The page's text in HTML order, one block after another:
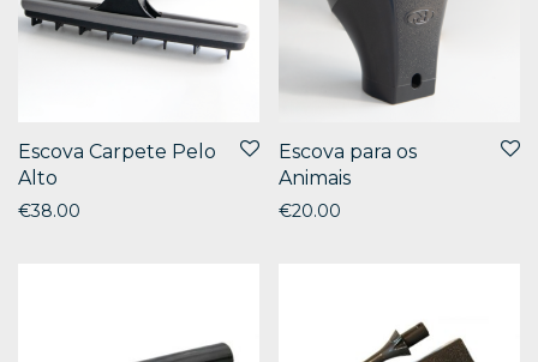
Escova Carpete Pelo
Alto
€38.00
Escova para os
Animais
€20.00